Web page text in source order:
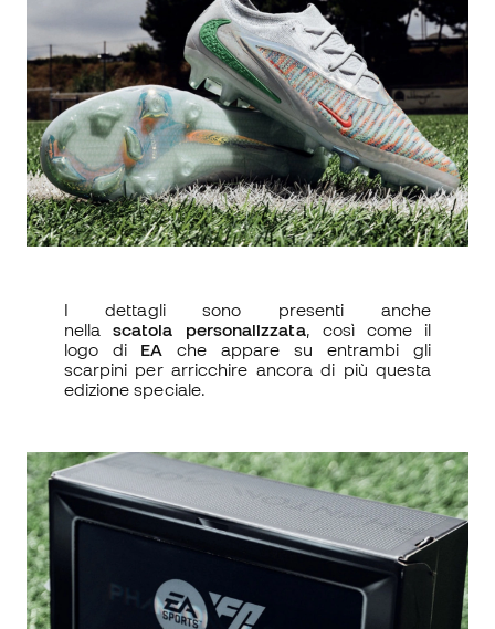
I dettagli sono presenti anche
nella scatola personalizzata, così come il
logo di EA che appare su entrambi gli
scarpini per arricchire ancora di più questa
edizione speciale.